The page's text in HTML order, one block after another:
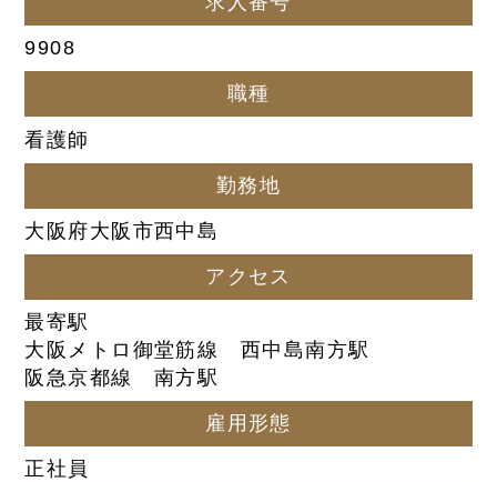
9908
職種
看護師
勤務地
大阪府大阪市西中島
アクセス
最寄駅
大阪メトロ御堂筋線 西中島南方駅
阪急京都線 南方駅
雇用形態
正社員